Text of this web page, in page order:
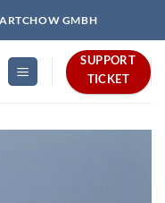
GMBH
SUPPORT
TICKET